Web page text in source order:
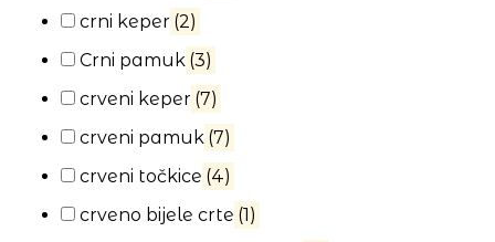
crni keper (2)
Crni pamuk (3)
crveni keper (7)
crveni pamuk (7)
crveni točkice (4)
crveno bijele crte (1)